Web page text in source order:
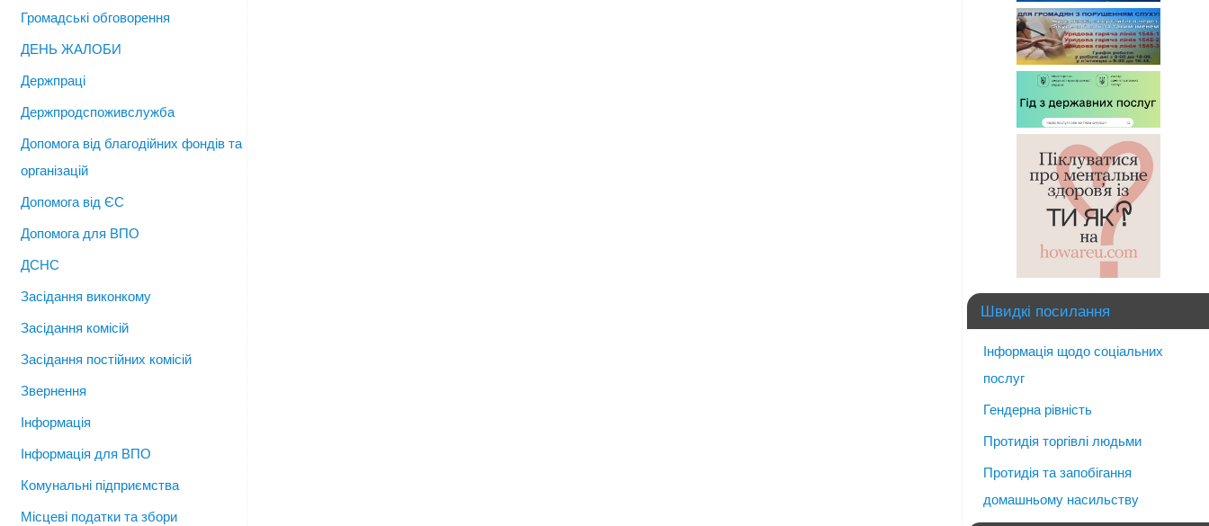
Громадські обговорення
ДЕНЬ ЖАЛОБИ
Держпраці
Держпродспоживслужба
Допомога від благодійних фондів та
організацій
Допомога від ЄС
Допомога для ВПО
ДСНС
Засідання виконкому
Засідання комісій
Засідання постійних комісій
Звернення
Інформація
Інформація для ВПО
Комунальні підприємства
Місцеві податки та збори
Швидкі посилання
Інформація щодо соціальних
послуг
Гендерна рівність
Протидія торгівлі людьми
Протидія та запобігання
домашньому насильству